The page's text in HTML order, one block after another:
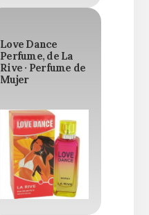
Love Dance
Perfume, de La
Rive · Perfume de
Mujer